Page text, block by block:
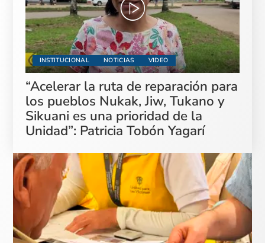
INSTITUCIONAL NOTICIAS VIDEO
“Acelerar la ruta de reparación para
los pueblos Nukak, Jiw, Tukano y
Sikuani es una prioridad de la
Unidad”: Patricia Tobón Yagarí